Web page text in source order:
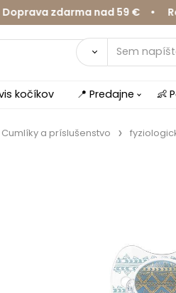
zdarma nad 59 € •
kočíkov 📍 Predajne 👶
Cumlíky a príslušenstvo